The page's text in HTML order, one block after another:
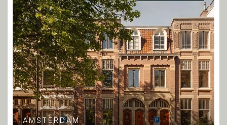
AMSTERDAM